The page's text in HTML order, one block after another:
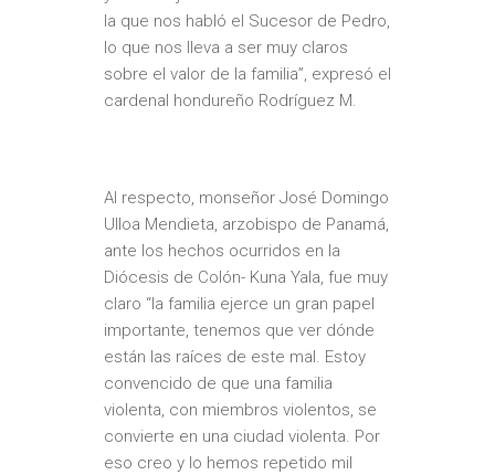
la que nos habló el Sucesor de Pedro,
lo que nos lleva a ser muy claros
sobre el valor de la familia”, expresó el
cardenal hondureño Rodríguez M.
Al respecto, monseñor José Domingo
Ulloa Mendieta, arzobispo de Panamá,
ante los hechos ocurridos en la
Diócesis de Colón- Kuna Yala, fue muy
claro “la familia ejerce un gran papel
importante, tenemos que ver dónde
están las raíces de este mal. Estoy
convencido de que una familia
violenta, con miembros violentos, se
convierte en una ciudad violenta. Por
eso creo y lo hemos repetido mil